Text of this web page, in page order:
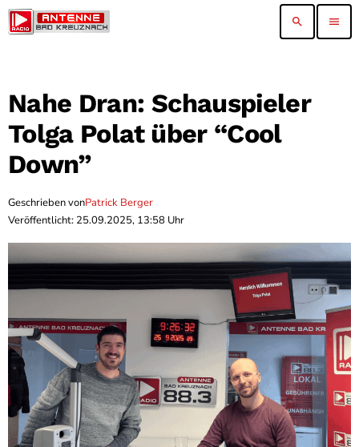
search menu
Nahe Dran: Schauspieler
Tolga Polat über “Cool
Down”
Geschrieben vonPatrick Berger
Veröffentlicht: 25.09.2025, 13:58 Uhr